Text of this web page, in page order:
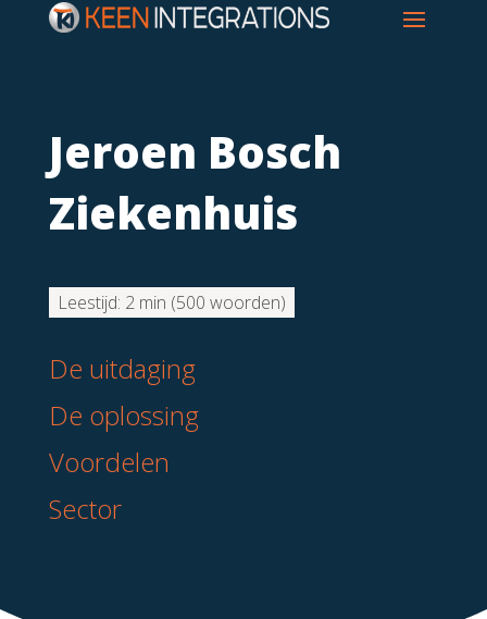
Jeroen Bosch
Ziekenhuis
Leestijd: 2 min (500 woorden)
De uitdaging
De oplossing
Voordelen
Sector